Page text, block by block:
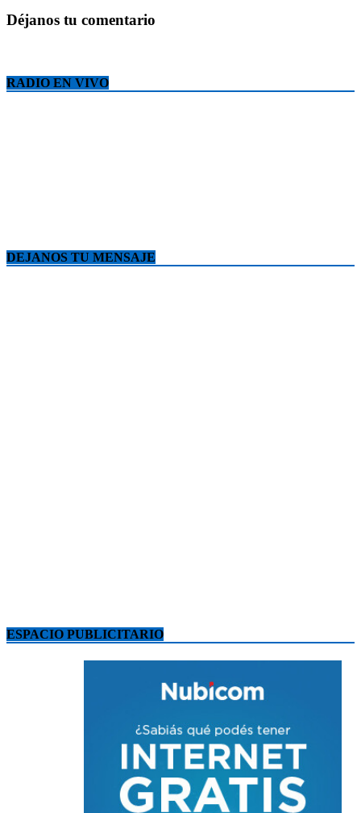
Déjanos tu comentario
RADIO EN VIVO
DEJANOS TU MENSAJE
ESPACIO PUBLICITARIO